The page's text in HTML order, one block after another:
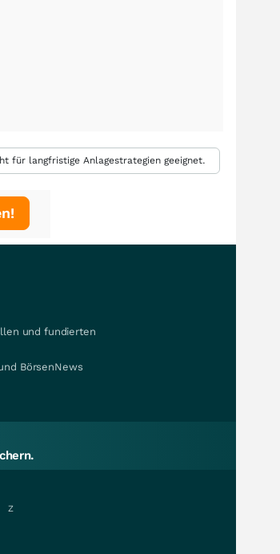
für langfristige Anlagestrategien geeignet.
und fundierten
BörsenNews
Z